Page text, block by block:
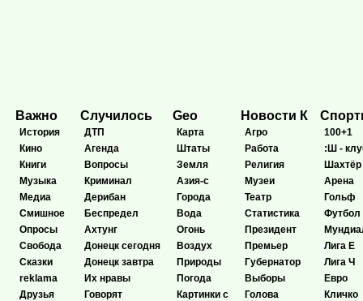
Важно
История
Кино
Книги
Музыка
Медиа
Смишное
Опросы
Свобода
Сказки
reklama
Друзья
Случилось
ДТП
Агенда
Вопросы
Криминал
Дерибан
Беспредел
Ахтунг
Донецк сегодня
Донецк завтра
Их нравы
Говорят
Geo
Карта
Штаты
Земля
Азия-с
Города
Вода
Огонь
Воздух
Природы
Погода
Картинки с
Новости К
Агро
Работа
Религия
Музеи
Театр
Статистика
Президент
Премьер
Губернатор
Выборы
Голова
100+1
:Ш -
Шахтёр
Арена
Гольф
Футбол
Лига Е
Лига Ч
Евро
Кличко